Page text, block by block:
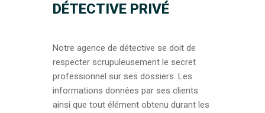
DÉTECTIVE PRIVÉ
Notre agence de détective se doit de
respecter scrupuleusement le secret
professionnel sur ses dossiers. Les
informations données par ses clients
ainsi que tout élément obtenu durant les